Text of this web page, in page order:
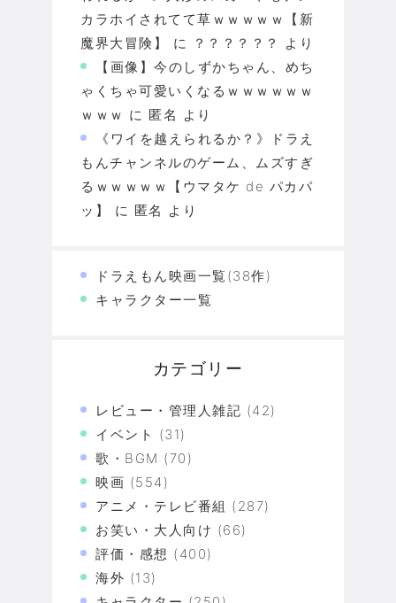
カラホイされてて草ｗｗｗｗｗ【新
魔界大冒険】
に ？？？？？？
より
【画像】今のしずかちゃん、めち
ゃくちゃ可愛いくなるｗｗｗｗｗｗ
ｗｗｗ に 匿名 より
《ワイを越えられるか？》ドラえ
もんチャンネルのゲーム、ムズすぎ
るｗｗｗｗｗ【ウマタケ de パカパ
ッ】
に 匿名 より
ドラえもん映画一覧(38作)
キャラクター一覧
カテゴリー
レビュー・管理人雑記 (42)
イベント (31)
歌・BGM (70)
映画 (554)
アニメ・テレビ番組 (287)
お笑い・大人向け (66)
評価・感想 (400)
海外 (13)